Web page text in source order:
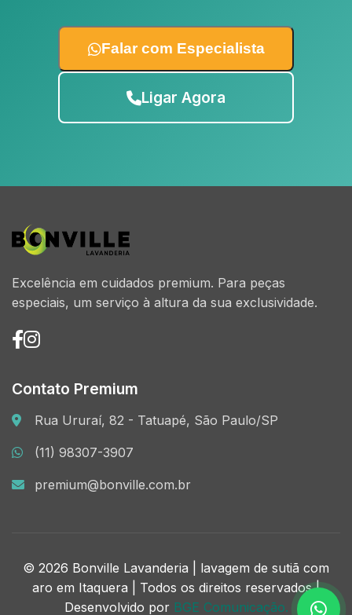
Falar com Especialista
Ligar Agora
Excelência em cuidados premium. Para peças
especiais, um serviço à altura da sua exclusividade.
Contato Premium
Rua Ururaí, 82 - Tatuapé, São Paulo/SP
(11) 98307-3907
premium@bonville.com.br
© 2026 Bonville Lavanderia | lavagem de sutiã com
aro em Itaquera | Todos os direitos reservados |
Desenvolvido por BGE Comunicação.